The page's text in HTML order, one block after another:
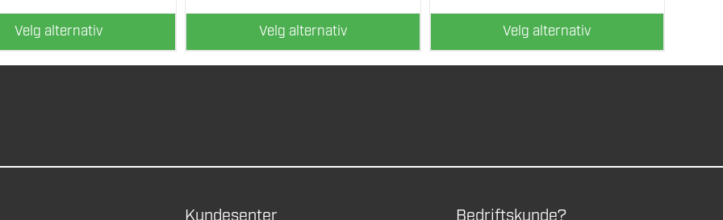
Velg alternativ Velg alternativ Velg alternativ